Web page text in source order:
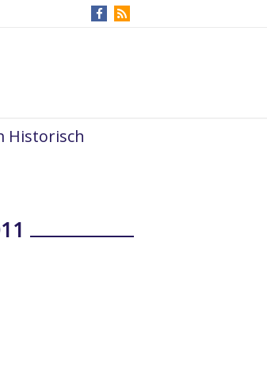
Historisch